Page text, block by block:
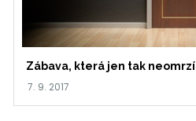
Zábava, která jen tak neomrzí